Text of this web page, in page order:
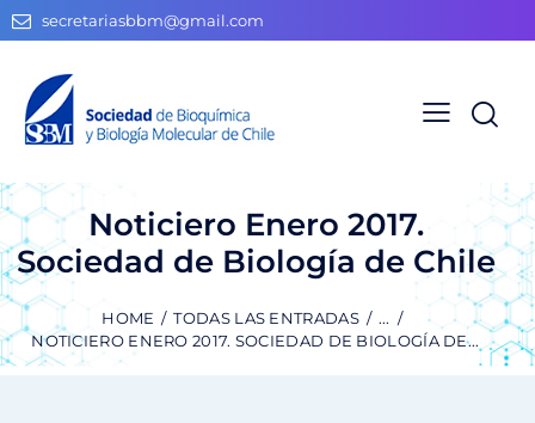
secretariasbbm@gmail.com
Noticiero Enero 2017.
Sociedad de Biología de Chile
HOME TODAS LAS ENTRADAS
...
NOTICIERO ENERO 2017. SOCIEDAD DE BIOLOGÍA DE...